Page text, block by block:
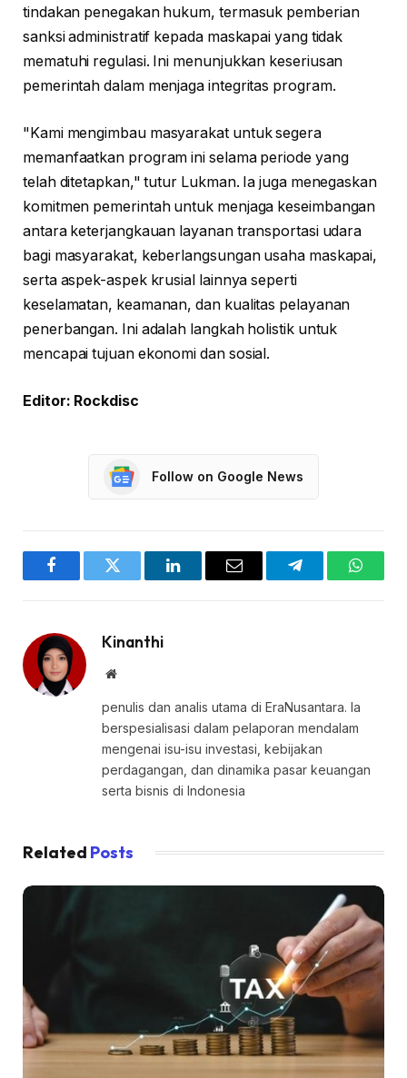
tindakan penegakan hukum, termasuk pemberian
sanksi administratif kepada maskapai yang tidak
mematuhi regulasi. Ini menunjukkan keseriusan
pemerintah dalam menjaga integritas program.
"Kami mengimbau masyarakat untuk segera
memanfaatkan program ini selama periode yang
telah ditetapkan," tutur Lukman. Ia juga menegaskan
komitmen pemerintah untuk menjaga keseimbangan
antara keterjangkauan layanan transportasi udara
bagi masyarakat, keberlangsungan usaha maskapai,
serta aspek-aspek krusial lainnya seperti
keselamatan, keamanan, dan kualitas pelayanan
penerbangan. Ini adalah langkah holistik untuk
mencapai tujuan ekonomi dan sosial.
Editor: Rockdisc
Follow on Google News
FacebookTwitter LinkedInEmail Telegram
Kinanthi
Website
penulis dan analis utama di EraNusantara. Ia
berspesialisasi dalam pelaporan mendalam
mengenai isu-isu investasi, kebijakan
perdagangan, dan dinamika pasar keuangan
serta bisnis di Indonesia
Related Posts